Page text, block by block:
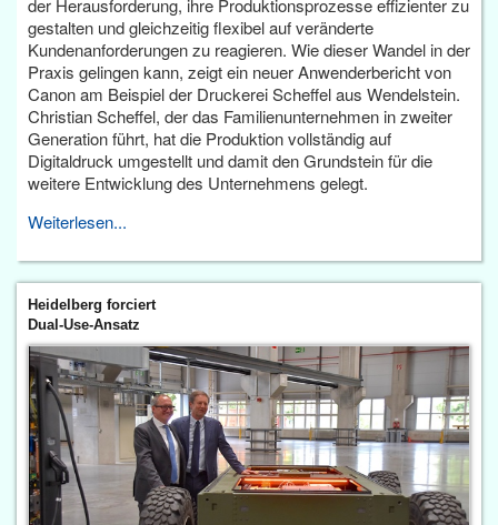
gestalten und gleichzeitig flexibel auf veränderte
Kundenanforderungen zu reagieren. Wie dieser Wandel in der
Praxis gelingen kann, zeigt ein neuer Anwenderbericht von
Canon am Beispiel der Druckerei Scheffel aus Wendelstein.
Christian Scheffel, der das Familienunternehmen in zweiter
Generation führt, hat die Produktion vollständig auf
Digitaldruck umgestellt und damit den Grundstein für die
weitere Entwicklung des Unternehmens gelegt.
Weiterlesen...
Heidelberg forciert
Dual-Use-Ansatz